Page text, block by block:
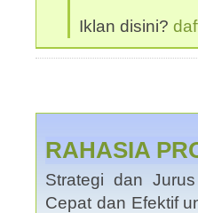
Iklan disini?
RAHASIA
Strategi dan
Cepat dan Efektif